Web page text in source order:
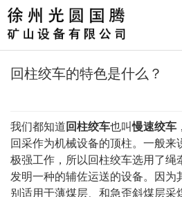
回柱绞车的特色是什么？
我们都知道 回柱绞车也叫慢速绞车
回采作为机械设备的顶柱。一般来
极强工作，所以回柱绞车选用了绳
发明一种的辅佐运送的设备。因为
别适用于薄煤层、和急歪斜煤层采